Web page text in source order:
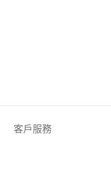
客戶服務